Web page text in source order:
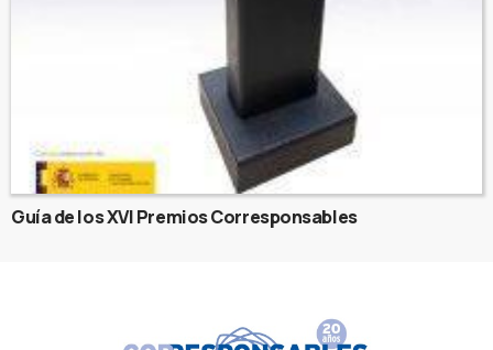
Guía de los XVI Premios Corresponsables